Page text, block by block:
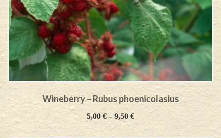
Wineberry – Rubus phoenicolasius
5,00 €–9,50€